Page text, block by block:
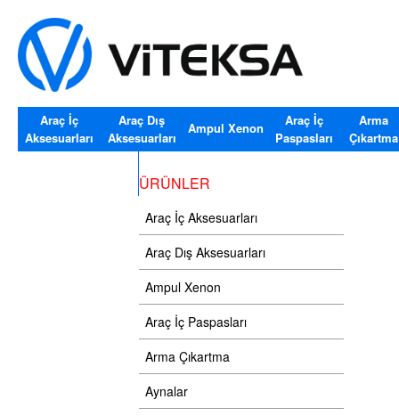
Araç İç
Aksesuarları
Araç Dış
Aksesuarları
Ampul Xenon
Araç İç
Paspasları
Arma
Çıkartma
ÜRÜNLER
Araç İç Aksesuarları
Araç Dış Aksesuarları
Ampul Xenon
Araç İç Paspasları
Arma Çıkartma
Aynalar